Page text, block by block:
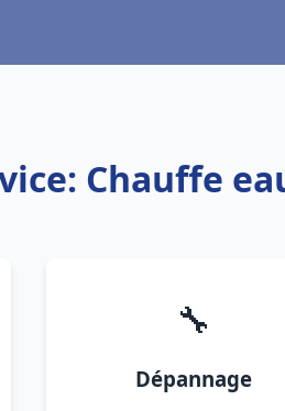
Chauffe
🔧
Dépannage